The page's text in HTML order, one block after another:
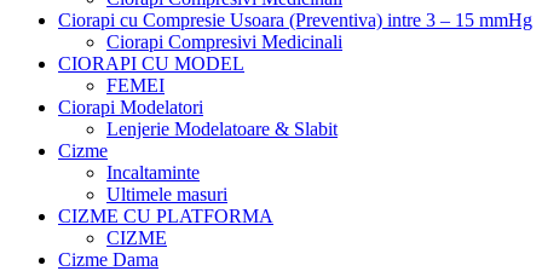
Ciorapi cu Compresie Usoara (Preventiva) intre 3 – 15 mmHg
Ciorapi Compresivi Medicinali
CIORAPI CU MODEL
FEMEI
Ciorapi Modelatori
Lenjerie Modelatoare & Slabit
Cizme
Incaltaminte
Ultimele masuri
CIZME CU PLATFORMA
CIZME
Cizme Dama